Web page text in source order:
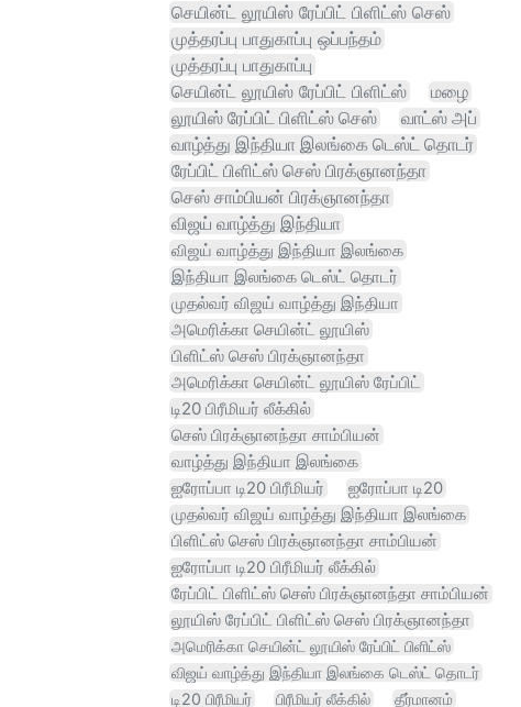
செயின்ட் லூயிஸ் ரேப்பிட் பிளிட்ஸ் செஸ்
முத்தரப்பு பாதுகாப்பு ஒப்பந்தம்
முத்தரப்பு பாதுகாப்பு
செயின்ட் லூயிஸ் ரேப்பிட் பிளிட்ஸ்
மழை
லூயிஸ் ரேப்பிட் பிளிட்ஸ் செஸ்
வாட்ஸ் அப்
வாழ்த்து இந்தியா இலங்கை டெஸ்ட் தொடர்
ரேப்பிட் பிளிட்ஸ் செஸ் பிரக்ஞானந்தா
செஸ் சாம்பியன் பிரக்ஞானந்தா
விஜய் வாழ்த்து இந்தியா
விஜய் வாழ்த்து இந்தியா இலங்கை
இந்தியா இலங்கை டெஸ்ட் தொடர்
முதல்வர் விஜய் வாழ்த்து இந்தியா
அமெரிக்கா செயின்ட் லூயிஸ்
பிளிட்ஸ் செஸ் பிரக்ஞானந்தா
அமெரிக்கா செயின்ட் லூயிஸ் ரேப்பிட்
டி20 பிரீமியர் லீக்கில்
செஸ் பிரக்ஞானந்தா சாம்பியன்
வாழ்த்து இந்தியா இலங்கை
ஐரோப்பா டி20 பிரீமியர்
ஐரோப்பா டி20
முதல்வர் விஜய் வாழ்த்து இந்தியா இலங்கை
பிளிட்ஸ் செஸ் பிரக்ஞானந்தா சாம்பியன்
ஐரோப்பா டி20 பிரீமியர் லீக்கில்
ரேப்பிட் பிளிட்ஸ் செஸ் பிரக்ஞானந்தா சாம்பியன்
லூயிஸ் ரேப்பிட் பிளிட்ஸ் செஸ் பிரக்ஞானந்தா
அமெரிக்கா செயின்ட் லூயிஸ் ரேப்பிட் பிளிட்ஸ்
விஜய் வாழ்த்து இந்தியா இலங்கை டெஸ்ட் தொடர்
டி20 பிரீமியர்
பிரீமியர் லீக்கில் தீர்மானம்